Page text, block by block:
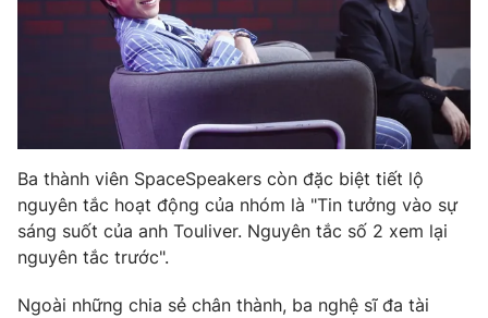
Ba thành viên SpaceSpeakers còn đặc biệt tiết lộ
nguyên tắc hoạt động của nhóm là "Tin tưởng vào sự
sáng suốt của anh Touliver. Nguyên tắc số 2 xem lại
nguyên tắc trước".
Ngoài những chia sẻ chân thành, ba nghệ sĩ đa tài